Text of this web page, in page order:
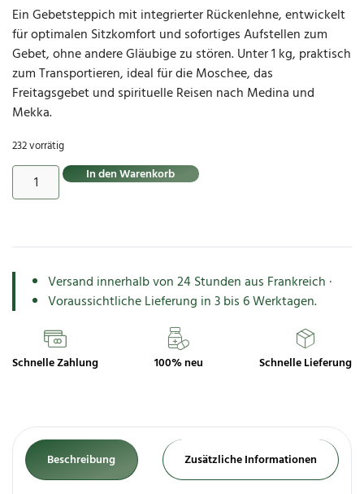
Ein Gebetsteppich mit integrierter Rückenlehne, entwickelt
für optimalen Sitzkomfort und sofortiges Aufstellen zum
Gebet, ohne andere Gläubige zu stören. Unter 1 kg, praktisch
zum Transportieren, ideal für die Moschee, das
Freitagsgebet und spirituelle Reisen nach Medina und
Mekka.
232 vorrätig
In den Warenkorb
Versand innerhalb von 24 Stunden aus Frankreich ·
Voraussichtliche Lieferung in 3 bis 6 Werktagen.
Schnelle Zahlung 100% neu Schnelle Lieferung
Beschreibung Zusätzliche Informationen